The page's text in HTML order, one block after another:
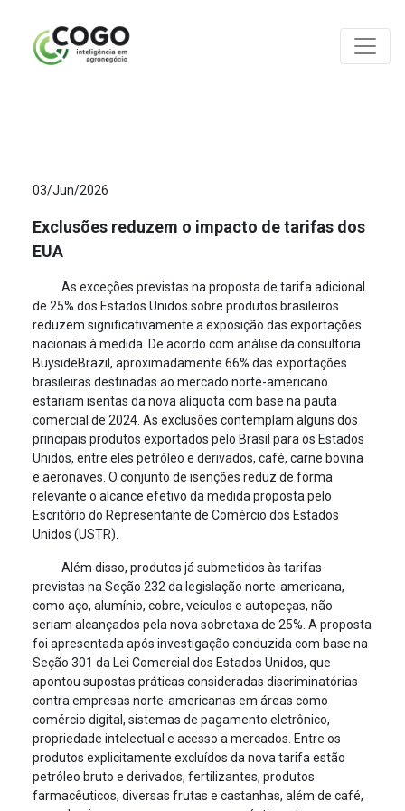
03/Jun/2026
Exclusões reduzem o impacto de tarifas dos
EUA
As exceções previstas na proposta de tarifa adicional
de 25% dos Estados Unidos sobre produtos brasileiros
reduzem significativamente a exposição das exportações
nacionais à medida. De acordo com análise da consultoria
BuysideBrazil, aproximadamente 66% das exportações
brasileiras destinadas ao mercado norte-americano
estariam isentas da nova alíquota com base na pauta
comercial de 2024. As exclusões contemplam alguns dos
principais produtos exportados pelo Brasil para os Estados
Unidos, entre eles petróleo e derivados, café, carne bovina
e aeronaves. O conjunto de isenções reduz de forma
relevante o alcance efetivo da medida proposta pelo
Escritório do Representante de Comércio dos Estados
Unidos (USTR).
Além disso, produtos já submetidos às tarifas
previstas na Seção 232 da legislação norte-americana,
como aço, alumínio, cobre, veículos e autopeças, não
seriam alcançados pela nova sobretaxa de 25%. A proposta
foi apresentada após investigação conduzida com base na
Seção 301 da Lei Comercial dos Estados Unidos, que
apontou supostas práticas consideradas discriminatórias
contra empresas norte-americanas em áreas como
comércio digital, sistemas de pagamento eletrônico,
propriedade intelectual e acesso a mercados. Entre os
produtos explicitamente excluídos da nova tarifa estão
petróleo bruto e derivados, fertilizantes, produtos
farmacêuticos, diversas frutas e castanhas, além de café,